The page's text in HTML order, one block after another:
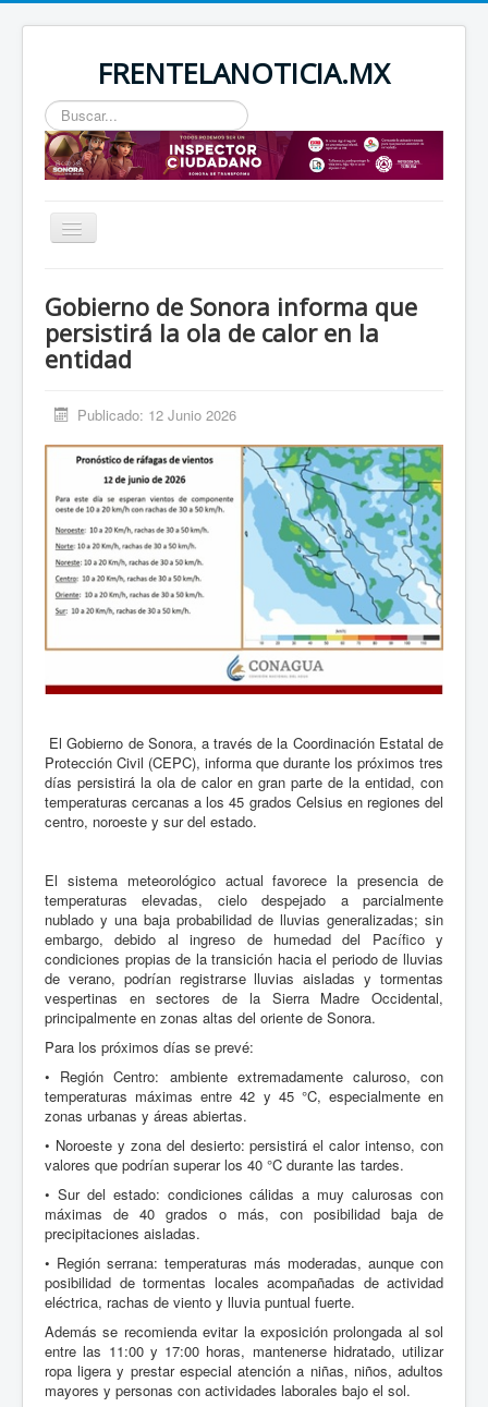
FRENTELANOTICIA.MX
Buscar...
Toggle
ESTATAL
SEGURIDAD
Gobierno de Sonora informa que
persistirá la ola de calor en la
entidad
Publicado: 12 Junio 2026
El Gobierno de Sonora, a través de la Coordinación Estatal de
Protección Civil (CEPC), informa que durante los próximos tres
días persistirá la ola de calor en gran parte de la entidad, con
temperaturas cercanas a los 45 grados Celsius en regiones del
centro, noroeste y sur del estado.
El sistema meteorológico actual favorece la presencia de
temperaturas elevadas, cielo despejado a parcialmente
nublado y una baja probabilidad de lluvias generalizadas; sin
embargo, debido al ingreso de humedad del Pacífico y
condiciones propias de la transición hacia el periodo de lluvias
de verano, podrían registrarse lluvias aisladas y tormentas
vespertinas en sectores de la Sierra Madre Occidental,
principalmente en zonas altas del oriente de Sonora.
Para los próximos días se prevé:
• Región Centro: ambiente extremadamente caluroso, con
temperaturas máximas entre 42 y 45 °C, especialmente en
zonas urbanas y áreas abiertas.
• Noroeste y zona del desierto: persistirá el calor intenso, con
valores que podrían superar los 40 °C durante las tardes.
• Sur del estado: condiciones cálidas a muy calurosas con
máximas de 40 grados o más, con posibilidad baja de
precipitaciones aisladas.
• Región serrana: temperaturas más moderadas, aunque con
posibilidad de tormentas locales acompañadas de actividad
eléctrica, rachas de viento y lluvia puntual fuerte.
Además se recomienda evitar la exposición prolongada al sol
entre las 11:00 y 17:00 horas, mantenerse hidratado, utilizar
ropa ligera y prestar especial atención a niñas, niños, adultos
mayores y personas con actividades laborales bajo el sol.